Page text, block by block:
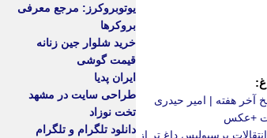
آخر هفته | امیر حیدری
+عکس
پرسپولیس داغ تر از
یوتوبروکرز: مرجع معرفی
بروکرها
خرید شلوار جین زنانه
قیمت گوشی
ایران پدیا
طراحی سایت در مشهد
تخت نوزاد
دانلود تلگرام و تلگرام